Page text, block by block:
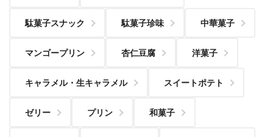
駄菓子スナック 駄菓子珍味 中華菓子
マンゴープリン 杏仁豆腐 洋菓子
キャラメル・生キャラメル スイートポテト
ゼリー プリン 和菓子